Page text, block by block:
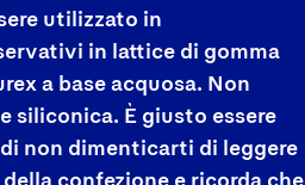
utilizzato in
in lattice di gomma
a base acquosa. Non
siliconica. È giusto essere
non dimenticarti di leggere
confezione e ricorda che